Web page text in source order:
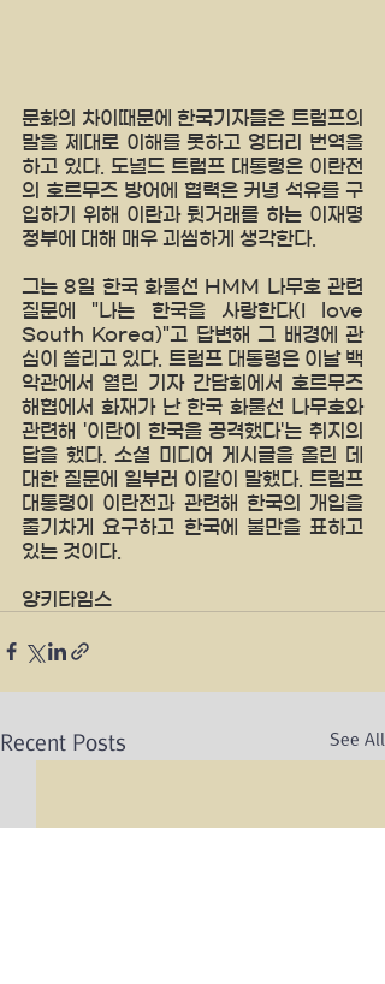
문화의 차이때문에 한국기자들은 트럼프의
말을 제대로 이해를 못하고 엉터리 번역을
하고 있다. 도널드 트럼프 대통령은 이란전
의 호르무즈 방어에 협력은 커녕 석유를 구
입하기 위해 이란과 뒷거래를 하는 이재명
정부에 대해 매우 괴씸하게 생각한다.
그는 8일 한국 화물선 HMM 나무호 관련
질문에 "나는 한국을 사랑한다(I love
South Korea)"고 답변해 그 배경에 관
심이 쏠리고 있다. 트럼프 대통령은 이날 백
악관에서 열린 기자 간담회에서 호르무즈
해협에서 화재가 난 한국 화물선 나무호와
관련해 '이란이 한국을 공격했다'는 취지의
답을 했다. 소셜 미디어 게시글을 올린 데
대한 질문에 일부러 이같이 말했다. 트럼프
대통령이 이란전과 관련해 한국의 개입을
줄기차게 요구하고 한국에 불만을 표하고
있는 것이다.
양키타임스
Recent Posts See All